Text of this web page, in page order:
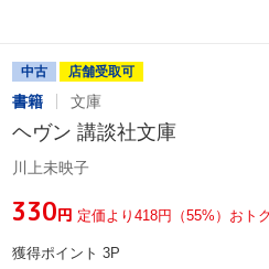
中古 店舗受取可
書籍 文庫
ヘヴン 講談社文庫
川上未映子
¥330円 定価より418円（55%）おトク
獲得ポイント 3P